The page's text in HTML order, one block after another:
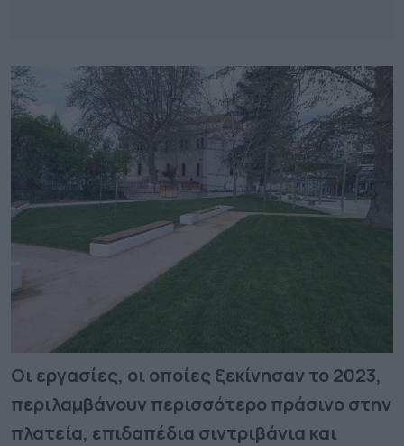
Οι εργασίες, οι οποίες ξεκίνησαν το 2023,
περιλαμβάνουν περισσότερο πράσινο στην
πλατεία, επιδαπέδια σιντριβάνια και